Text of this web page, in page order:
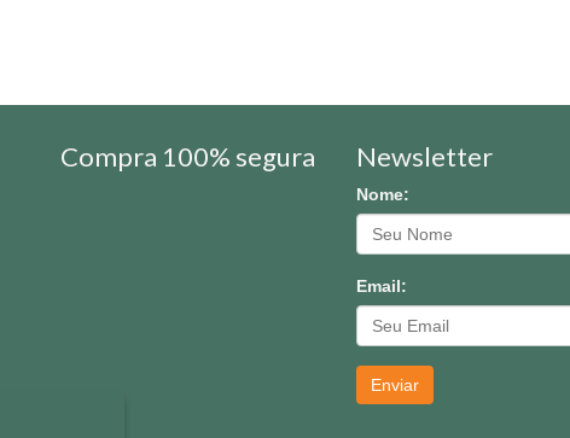
Compra 100% segura Newsletter
Nome:
Email:
Enviar